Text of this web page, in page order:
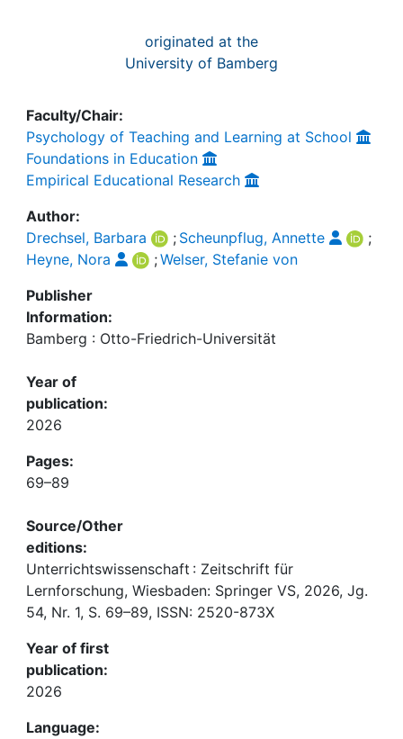
originated at the
University of Bamberg
Faculty/Chair:
Psychology of Teaching and Learning at School
Foundations in Education
Empirical Educational Research
Author:
Drechsel, Barbara
; Scheunpflug, Annette
;
Heyne, Nora
;Welser, Stefanie von
Publisher
Information:
Bamberg : Otto-Friedrich-Universität
Year of
publication:
2026
Pages:
69–89
Source/Other
editions:
Unterrichtswissenschaft : Zeitschrift für
Lernforschung, Wiesbaden: Springer VS, 2026, Jg.
54, Nr. 1, S. 69–89, ISSN: 2520-873X
Year of first
publication:
2026
Language: